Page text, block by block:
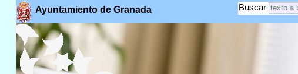
Ayuntamiento de Granada Buscar